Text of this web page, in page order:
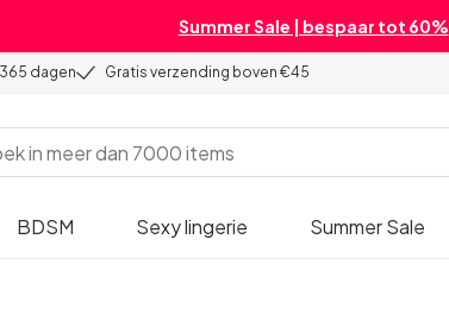
Summer Sale | bespaar tot 60%
dagen Gratis verzending boven €45
BDSM Sexy lingerie Summer Sale